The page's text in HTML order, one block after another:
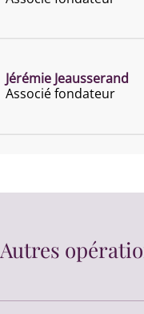
Jérémie Jeausserand
Associé fondateur
Autres